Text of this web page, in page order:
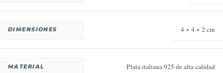
DIMENSIONES 4 × 4 × 2 cm
MATERIAL Plata italiana 925 de alta calidad